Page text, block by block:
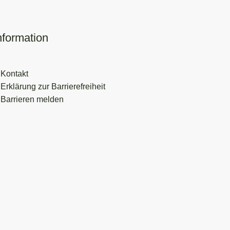
Kontakt
Erklärung zur Barrierefreiheit
Barrieren melden